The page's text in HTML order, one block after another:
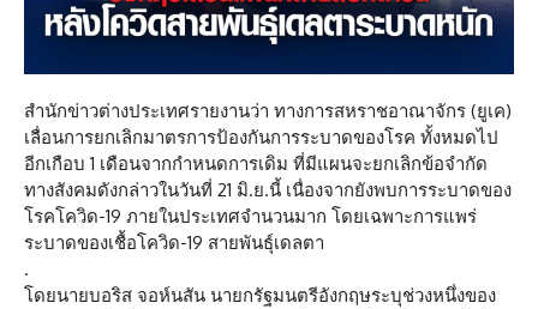
สำนักข่าวต่างประเทศรายงานว่า ทางการสหราชอาณาจักร (ยูเค)
เลื่อนการยกเลิกมาตรการป้องกันการระบาดของโรค ทั้งหมดไป
อีกเกือบ 1 เดือนจากกำหนดการเดิม ที่มีแผนจะยกเลิกข้อจำกัด
ทางสังคมดังกล่าวในวันที่ 21 มิ.ย.นี้ เนื่องจากยังพบการระบาดของ
โรคโควิด-19 ภายในประเทศจำนวนมาก โดยเฉพาะการแพร่
ระบาดของเชื้อโควิด-19 สายพันธุ์เดลตา
.
โดยนายบอริส จอห์นสัน นายกรัฐมนตรีอังกฤษระบุช่วงหนึ่งของ